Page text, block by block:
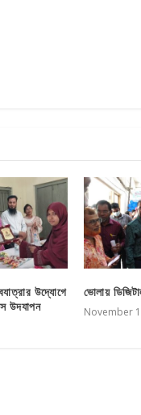
উদ্যোগে
উদযাপন
ভোলায়
November